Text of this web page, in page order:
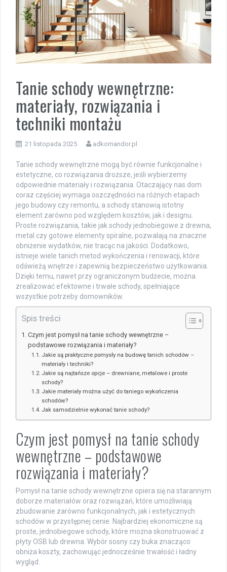
Tanie schody wewnętrzne:
materiały, rozwiązania i
techniki montażu
21 listopada 2025 adkomandor.pl
Tanie schody wewnętrzne mogą być równie funkcjonalne i
estetyczne, co rozwiązania droższe, jeśli wybierzemy
odpowiednie materiały i rozwiązania. Otaczający nas dom
coraz częściej wymaga oszczędności na różnych etapach
jego budowy czy remontu, a schody stanowią istotny
element zarówno pod względem kosztów, jak i designu.
Proste rozwiązania, takie jak schody jednobiegowe z drewna,
metal czy gotowe elementy spiralne, pozwalają na znaczne
obniżenie wydatków, nie tracąc na jakości. Dodatkowo,
istnieje wiele tanich metod wykończenia i renowacji, które
odświeżą wnętrze i zapewnią bezpieczeństwo użytkowania.
Dzięki temu, nawet przy ograniczonym budżecie, można
zrealizować efektowne i trwałe schody, spełniające
wszystkie potrzeby domowników.
Spis treści
Czym jest pomysł na tanie schody wewnętrzne –
podstawowe rozwiązania i materiały?
Jakie są praktyczne pomysły na budowę tanich schodów –
materiały i techniki?
Jakie są najtańsze opcje – drewniane, metalowe i proste
schody?
Jakie materiały można użyć do taniego wykończenia
schodów?
Jak samodzielnie wykonać tanie schody?
Czym jest pomysł na tanie schody
wewnętrzne – podstawowe
rozwiązania i materiały?
Pomysł na tanie schody wewnętrzne opiera się na starannym
doborze materiałów oraz rozwiązań, które umożliwiają
zbudowanie zarówno funkcjonalnych, jak i estetycznych
schodów w przystępnej cenie. Najbardziej ekonomiczne są
proste, jednobiegowe schody, które można skonstruować z
płyty OSB lub drewna. Wybór sosny czy buka znacząco
obniża koszty, zachowując jednocześnie trwałość i ładny
wygląd.